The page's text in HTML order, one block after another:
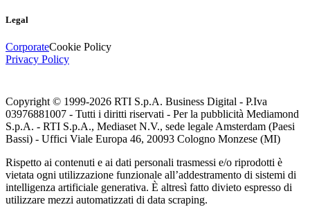
Legal
CorporateCookie Policy
Privacy Policy
Copyright © 1999-2026 RTI S.p.A. Business Digital - P.Iva
03976881007 - Tutti i diritti riservati - Per la pubblicità Mediamond
S.p.A. - RTI S.p.A., Mediaset N.V., sede legale Amsterdam (Paesi
Bassi) - Uffici Viale Europa 46, 20093 Cologno Monzese (MI)
Rispetto ai contenuti e ai dati personali trasmessi e/o riprodotti è
vietata ogni utilizzazione funzionale all’addestramento di sistemi di
intelligenza artificiale generativa. È altresì fatto divieto espresso di
utilizzare mezzi automatizzati di data scraping.